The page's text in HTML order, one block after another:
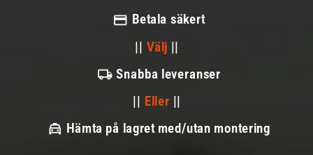
Betala säkert
|| Välj ||
Snabba leveranser
|| Eller ||
Hämta på lagret med/utan montering